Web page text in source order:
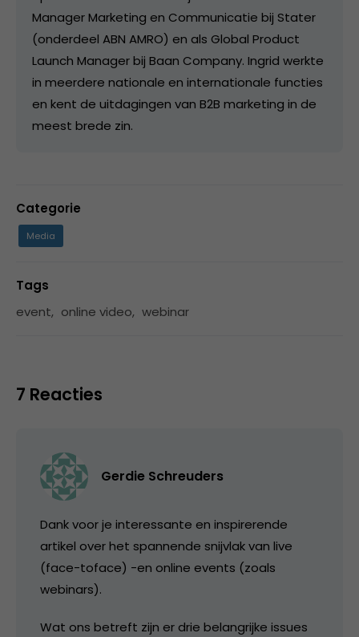
Manager Marketing en Communicatie bij Stater
(onderdeel ABN AMRO) en als Global Product
Launch Manager bij Baan Company. Ingrid werkte
in meerdere nationale en internationale functies
en kent de uitdagingen van B2B marketing in de
meest brede zin.
Categorie
Media
Tags
event, online video, webinar
7 Reacties
Gerdie Schreuders
Dank voor je interessante en inspirerende
artikel over het spannende snijvlak van live
(face-toface) -en online events (zoals
webinars).
Wat ons betreft zijn er drie belangrijke issues